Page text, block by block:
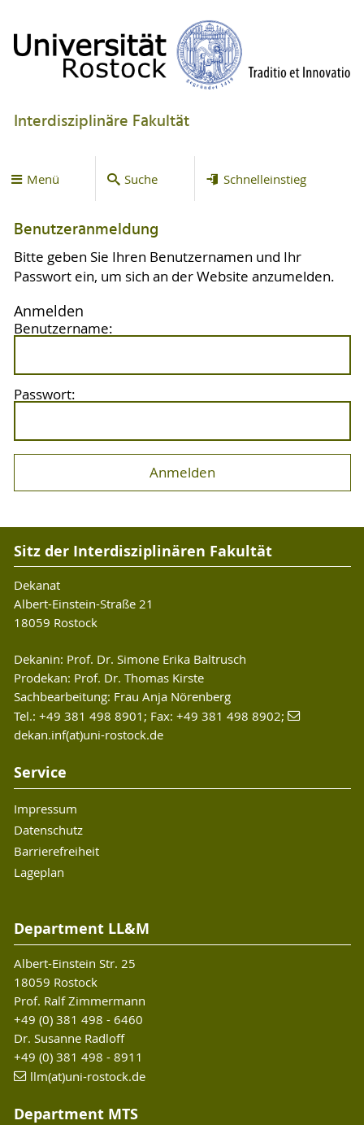
Interdisziplinäre Fakultät
Menü Suche Schnelleinstieg
Benutzeranmeldung
Bitte geben Sie Ihren Benutzernamen und Ihr
Passwort ein, um sich an der Website anzumelden.
Anmelden
Benutzername:
Passwort:
Sitz der Interdisziplinären Fakultät
Dekanat
Albert-Einstein-Straße 21
18059 Rostock
Dekanin: Prof. Dr. Simone Erika Baltrusch
Prodekan: Prof. Dr. Thomas Kirste
Sachbearbeitung: Frau Anja Nörenberg
Tel.: +49 381 498 8901; Fax: +49 381 498 8902;
dekan.inf(at)uni-rostock.de
Service
Impressum
Datenschutz
Barrierefreiheit
Lageplan
Department LL&M
Albert-Einstein Str. 25
18059 Rostock
Prof. Ralf Zimmermann
+49 (0) 381 498 - 6460
Dr. Susanne Radloff
+49 (0) 381 498 - 8911
llm(at)uni-rostock.de
Department MTS